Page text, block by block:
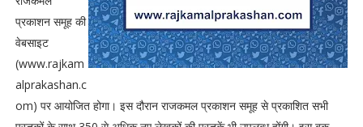
प्रकाशन समूह की
वेबसाइट
(www.rajkam
alprakashan.c
om) पर आयोजित होगा। इस दौरान राजकमल प्रकाशन समूह से प्रकाशित सभी